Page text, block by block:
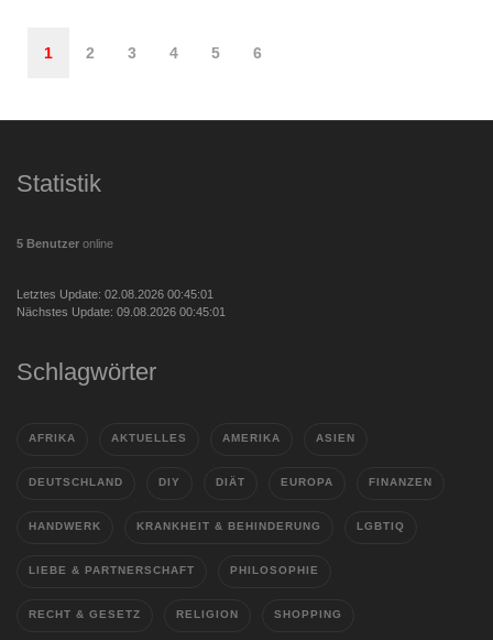
1 2 3 4 5 6
Statistik
5 Benutzer online
Letztes Update: 02.08.2026 00:45:01
Nächstes Update: 09.08.2026 00:45:01
Schlagwörter
AFRIKA AKTUELLES AMERIKA ASIEN
DEUTSCHLAND DIY DIÄT EUROPA FINANZEN
HANDWERK KRANKHEIT & BEHINDERUNG LGBTIQ
LIEBE & PARTNERSCHAFT PHILOSOPHIE
RECHT & GESETZ RELIGION SHOPPING